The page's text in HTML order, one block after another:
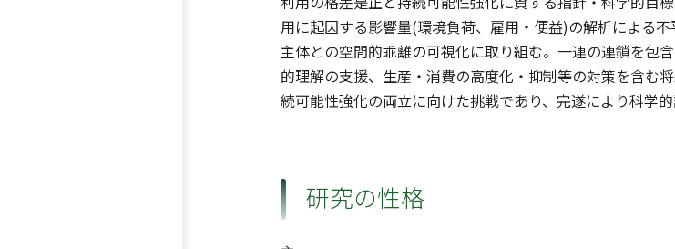
用に起因する影響量(環境負荷、雇用・便益)の解析による
主体との空間的乖離の可視化に取り組む。一連の連鎖を包
的理解の支援、生産・消費の高度化・抑制等の対策を含む
続可能性強化の両立に向けた挑戦であり、完遂により科学的
研究の性格